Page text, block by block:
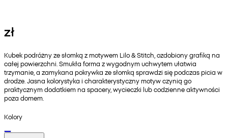
zł
Kubek podróżny ze słomką z motywem Lilo & Stitch, ozdobiony grafiką na
całej powierzchni. Smukła forma z wygodnym uchwytem ułatwia
trzymanie, a zamykana pokrywka ze słomką sprawdzi się podczas picia w
drodze. Jasna kolorystyka i charakterystyczny motyw czynią go
praktycznym dodatkiem na spacery, wycieczki lub codzienne aktywności
poza domem.
Kolory